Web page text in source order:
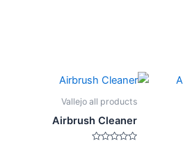
Vallejo all products
Airbrush Cleaner